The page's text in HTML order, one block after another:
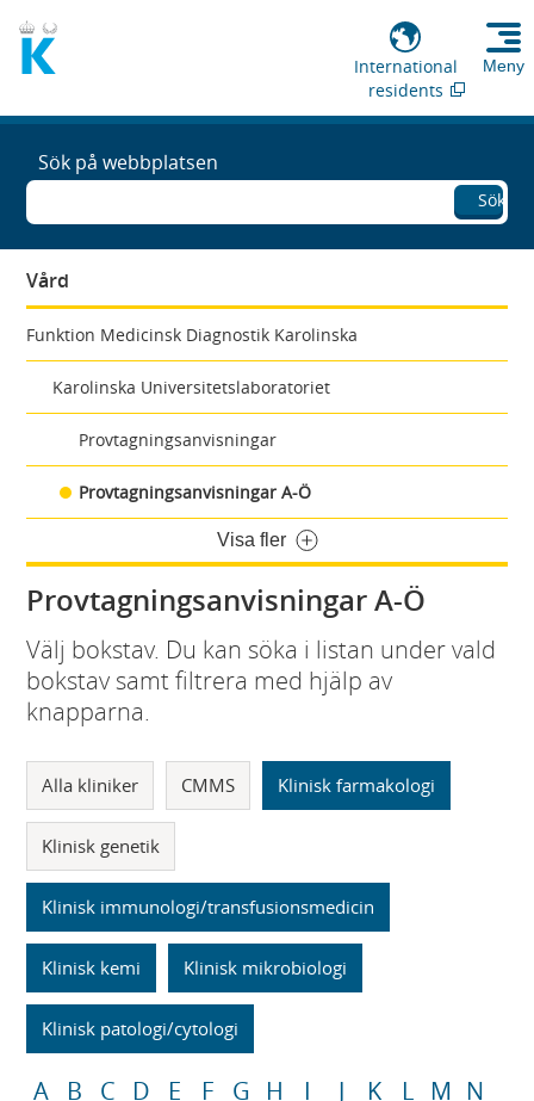
International
residents
Meny
Sök på webbplatsen
Sök
Vård
Funktion Medicinsk Diagnostik Karolinska
Karolinska Universitetslaboratoriet
Provtagningsanvisningar
Provtagningsanvisningar A-Ö
Visa fler
Provtagningsanvisningar A-Ö
Välj bokstav. Du kan söka i listan under vald
bokstav samt filtrera med hjälp av
knapparna.
Alla kliniker CMMS Klinisk farmakologi
Klinisk genetik
Klinisk immunologi/transfusionsmedicin
Klinisk kemi Klinisk mikrobiologi
Klinisk patologi/cytologi
A B C D E F G H I J K L M N